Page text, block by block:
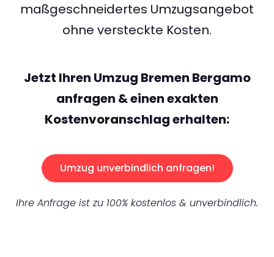
maßgeschneidertes Umzugsangebot
ohne versteckte Kosten.
Jetzt Ihren Umzug Bremen Bergamo
anfragen & einen exakten
Kostenvoranschlag erhalten:
Umzug unverbindlich anfragen!
Ihre Anfrage ist zu 100% kostenlos & unverbindlich.